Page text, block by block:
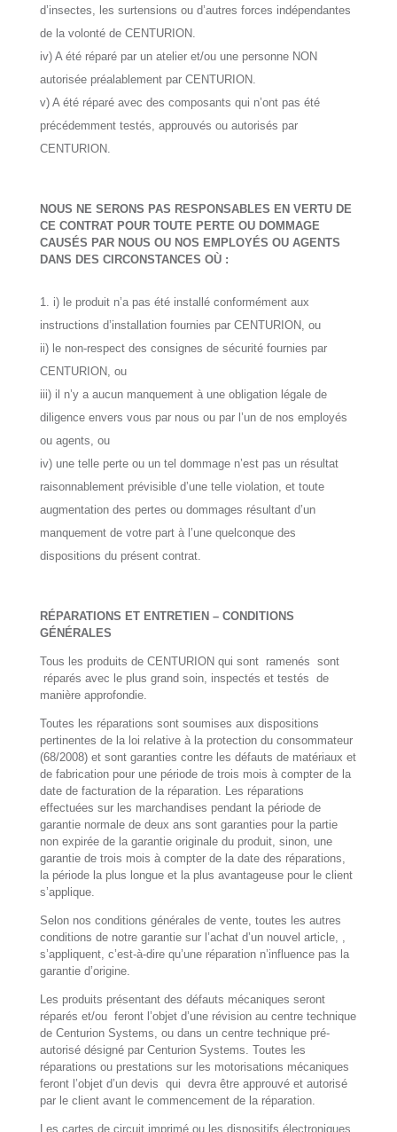
d’insectes, les surtensions ou d’autres forces indépendantes
de la volonté de CENTURION.
iv) A été réparé par un atelier et/ou une personne NON
autorisée préalablement par CENTURION.
v) A été réparé avec des composants qui n’ont pas été
précédemment testés, approuvés ou autorisés par
CENTURION.
NOUS NE SERONS PAS RESPONSABLES EN VERTU DE
CE CONTRAT POUR TOUTE PERTE OU DOMMAGE
CAUSÉS PAR NOUS OU NOS EMPLOYÉS OU AGENTS
DANS DES CIRCONSTANCES OÙ :
i) le produit n’a pas été installé conformément aux
instructions d’installation fournies par CENTURION, ou
ii) le non-respect des consignes de sécurité fournies par
CENTURION, ou
iii) il n’y a aucun manquement à une obligation légale de
diligence envers vous par nous ou par l’un de nos employés
ou agents, ou
iv) une telle perte ou un tel dommage n’est pas un résultat
raisonnablement prévisible d’une telle violation, et toute
augmentation des pertes ou dommages résultant d’un
manquement de votre part à l’une quelconque des
dispositions du présent contrat.
RÉPARATIONS ET ENTRETIEN – CONDITIONS
GÉNÉRALES
Tous les produits de CENTURION qui sont ramenés sont
réparés avec le plus grand soin, inspectés et testés de
manière approfondie.
Toutes les réparations sont soumises aux dispositions
pertinentes de la loi relative à la protection du consommateur
(68/2008) et sont garanties contre les défauts de matériaux et
de fabrication pour une période de trois mois à compter de la
date de facturation de la réparation. Les réparations
effectuées sur les marchandises pendant la période de
garantie normale de deux ans sont garanties pour la partie
non expirée de la garantie originale du produit, sinon, une
garantie de trois mois à compter de la date des réparations,
la période la plus longue et la plus avantageuse pour le client
s’applique.
Selon nos conditions générales de vente, toutes les autres
conditions de notre garantie sur l’achat d’un nouvel article, ,
s’appliquent, c’est-à-dire qu’une réparation n’influence pas la
garantie d’origine.
Les produits présentant des défauts mécaniques seront
réparés et/ou feront l’objet d’une révision au centre technique
de Centurion Systems, ou dans un centre technique pré-
autorisé désigné par Centurion Systems. Toutes les
réparations ou prestations sur les motorisations mécaniques
feront l’objet d’un devis qui devra être approuvé et autorisé
par le client avant le commencement de la réparation.
Les cartes de circuit imprimé ou les dispositifs électroniques